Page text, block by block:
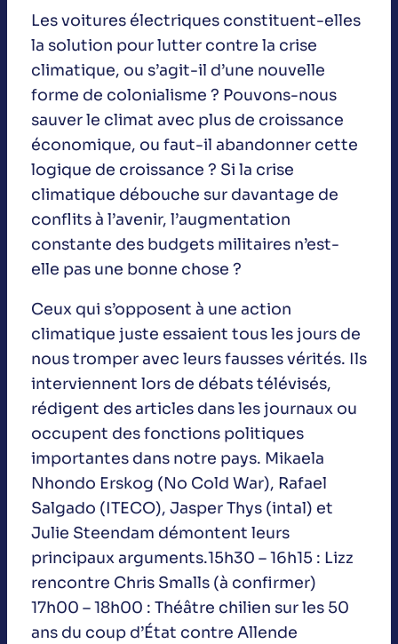
Les voitures électriques constituent-elles
la solution pour lutter contre la crise
climatique, ou s’agit-il d’une nouvelle
forme de colonialisme ? Pouvons-nous
sauver le climat avec plus de croissance
économique, ou faut-il abandonner cette
logique de croissance ? Si la crise
climatique débouche sur davantage de
conflits à l’avenir, l’augmentation
constante des budgets militaires n’est-
elle pas une bonne chose ?
Ceux qui s’opposent à une action
climatique juste essaient tous les jours de
nous tromper avec leurs fausses vérités. Ils
interviennent lors de débats télévisés,
rédigent des articles dans les journaux ou
occupent des fonctions politiques
importantes dans notre pays. Mikaela
Nhondo Erskog (No Cold War), Rafael
Salgado (ITECO), Jasper Thys (intal) et
Julie Steendam démontent leurs
principaux arguments.15h30 – 16h15 : Lizz
rencontre Chris Smalls (à confirmer)
17h00 – 18h00 : Théâtre chilien sur les 50
ans du coup d’État contre Allende